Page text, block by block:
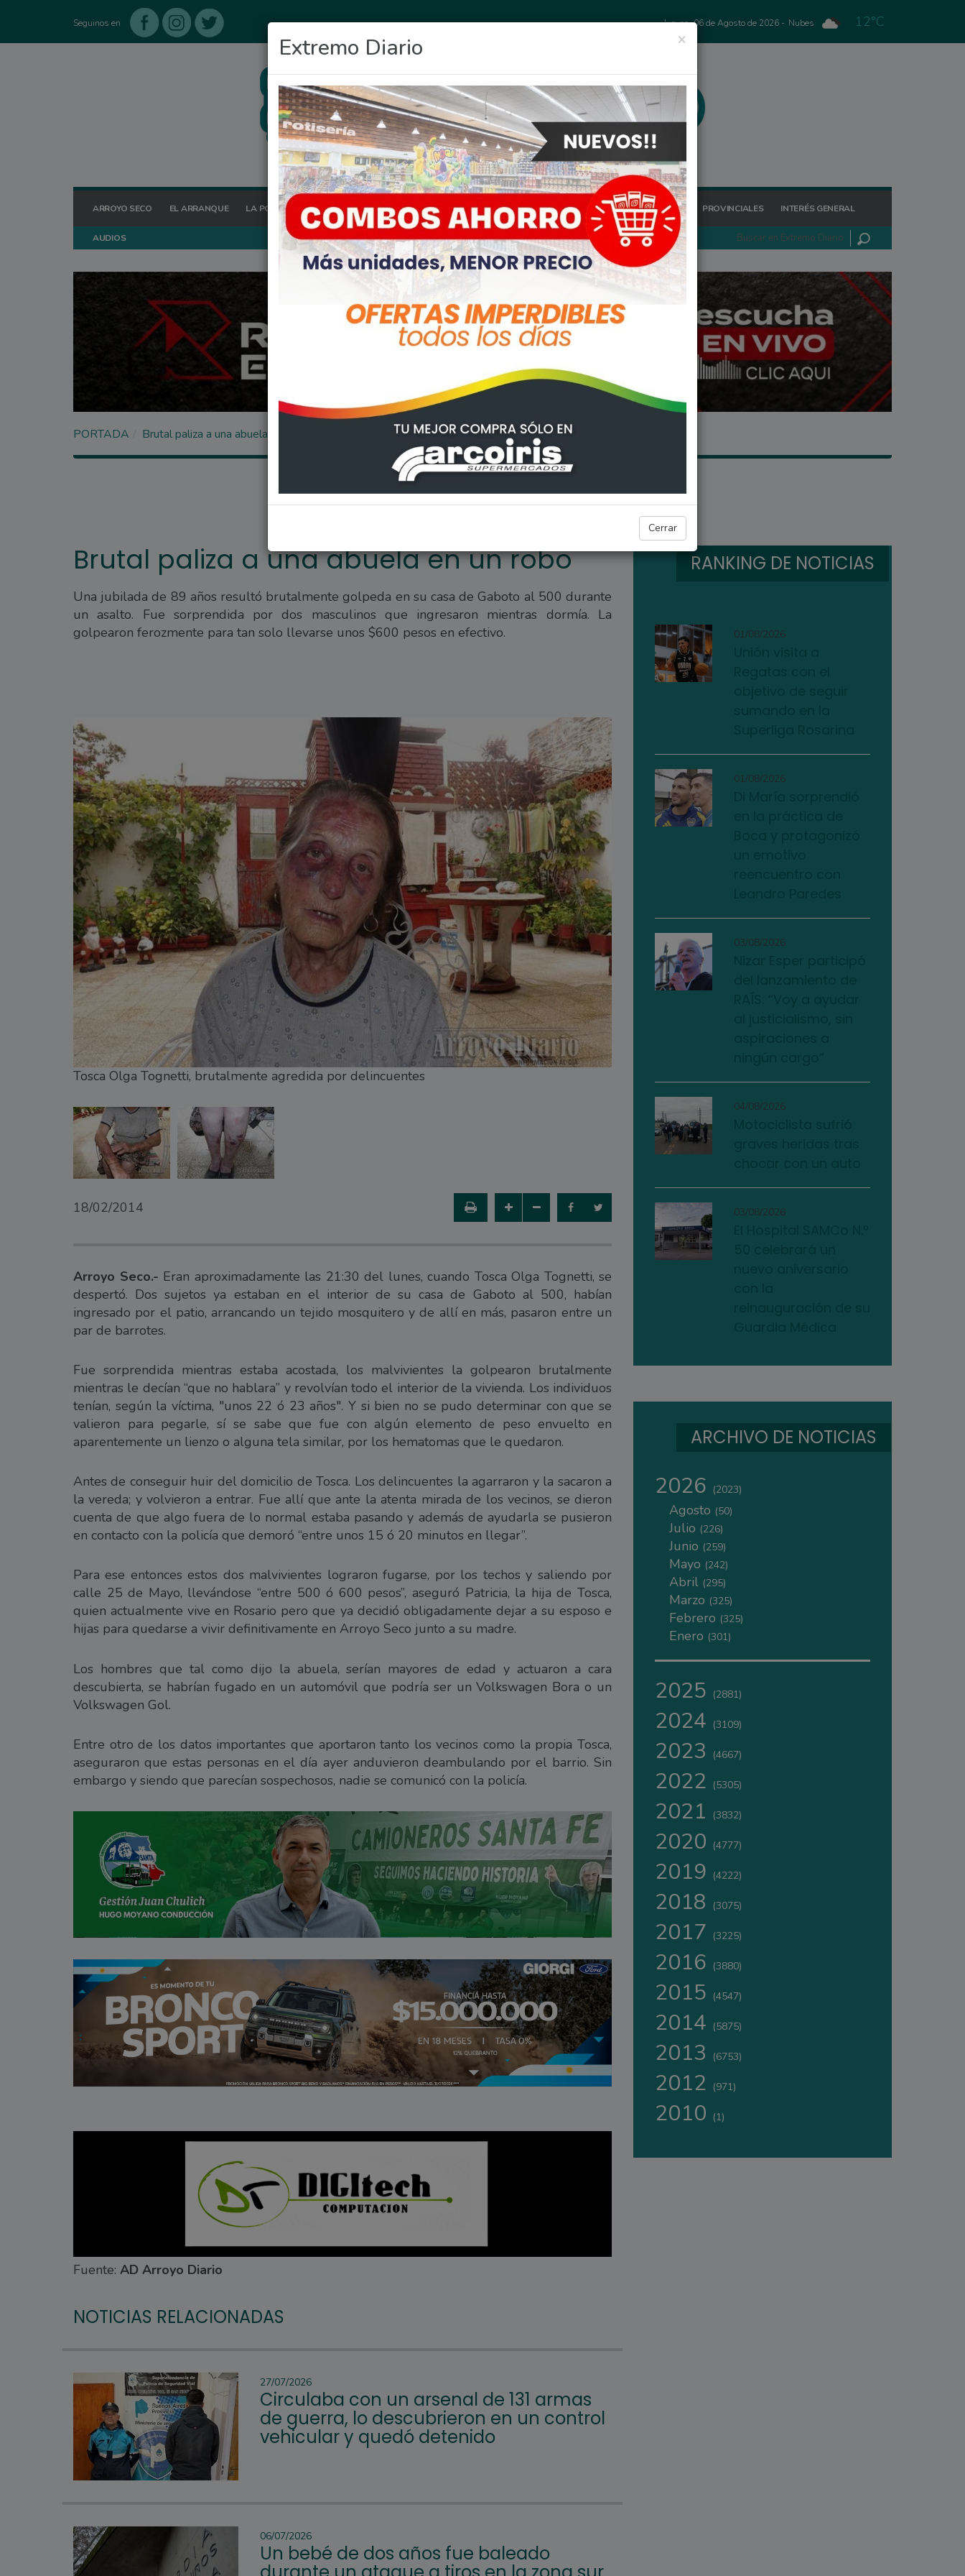
Seguinos en Jueves, 06 de Agosto de 2026 - Nubes 12°C
ARROYO SECO EL ARRANQUE LA POSTA HOY OCIO DEPORTES FIGHIERA GENERAL LAGOS POLICIALES REGIONALES PROVINCIALES INTERÉS GENERAL
AUDIOS
×
Extremo Diario
Cerrar
PORTADA Brutal paliza a una abuela en un robo
POLICIALES
Brutal paliza a una abuela en un robo
Una jubilada de 89 años resultó brutalmente golpeda en su casa de Gaboto al 500 durante
un asalto. Fue sorprendida por dos masculinos que ingresaron mientras dormía. La
golpearon ferozmente para tan solo llevarse unos $600 pesos en efectivo.
Tosca Olga Tognetti, brutalmente agredida por delincuentes
18/02/2014
Arroyo Seco.- Eran aproximadamente las 21:30 del lunes, cuando Tosca Olga Tognetti, se
despertó. Dos sujetos ya estaban en el interior de su casa de Gaboto al 500, habían
ingresado por el patio, arrancando un tejido mosquitero y de allí en más, pasaron entre un
par de barrotes.
Fue sorprendida mientras estaba acostada, los malvivientes la golpearon brutalmente
mientras le decían “que no hablara” y revolvían todo el interior de la vivienda. Los individuos
tenían, según la víctima, "unos 22 ó 23 años". Y si bien no se pudo determinar con que se
valieron para pegarle, sí se sabe que fue con algún elemento de peso envuelto en
aparentemente un lienzo o alguna tela similar, por los hematomas que le quedaron.
Antes de conseguir huir del domicilio de Tosca. Los delincuentes la agarraron y la sacaron a
la vereda; y volvieron a entrar. Fue allí que ante la atenta mirada de los vecinos, se dieron
cuenta de que algo fuera de lo normal estaba pasando y además de ayudarla se pusieron
en contacto con la policía que demoró “entre unos 15 ó 20 minutos en llegar”.
Para ese entonces estos dos malvivientes lograron fugarse, por los techos y saliendo por
calle 25 de Mayo, llevándose “entre 500 ó 600 pesos”, aseguró Patricia, la hija de Tosca,
quien actualmente vive en Rosario pero que ya decidió obligadamente dejar a su esposo e
hijas para quedarse a vivir definitivamente en Arroyo Seco junto a su madre.
Los hombres que tal como dijo la abuela, serían mayores de edad y actuaron a cara
descubierta, se habrían fugado en un automóvil que podría ser un Volkswagen Bora o un
Volkswagen Gol.
Entre otro de los datos importantes que aportaron tanto los vecinos como la propia Tosca,
aseguraron que estas personas en el día ayer anduvieron deambulando por el barrio. Sin
embargo y siendo que parecían sospechosos, nadie se comunicó con la policía.
Fuente: AD Arroyo Diario
NOTICIAS RELACIONADAS
27/07/2026
Circulaba con un arsenal de 131 armas
de guerra, lo descubrieron en un control
vehicular y quedó detenido
06/07/2026
Un bebé de dos años fue baleado
RANKING DE NOTICIAS
01/08/2026
01/08/2026
03/08/2026
04/08/2026
03/08/2026
ARCHIVO DE NOTICIAS
2026 (2023)
Agosto (50)
Julio (226)
Junio (259)
Mayo (242)
Abril (295)
Marzo (325)
Febrero (325)
Enero (301)
2025 (2881)
2024 (3109)
2023 (4667)
2022 (5305)
2021 (3832)
2020 (4777)
2019 (4222)
2018 (3075)
2017 (3225)
2016 (3880)
2015 (4547)
2014 (5875)
2013 (6753)
2012 (971)
2010 (1)